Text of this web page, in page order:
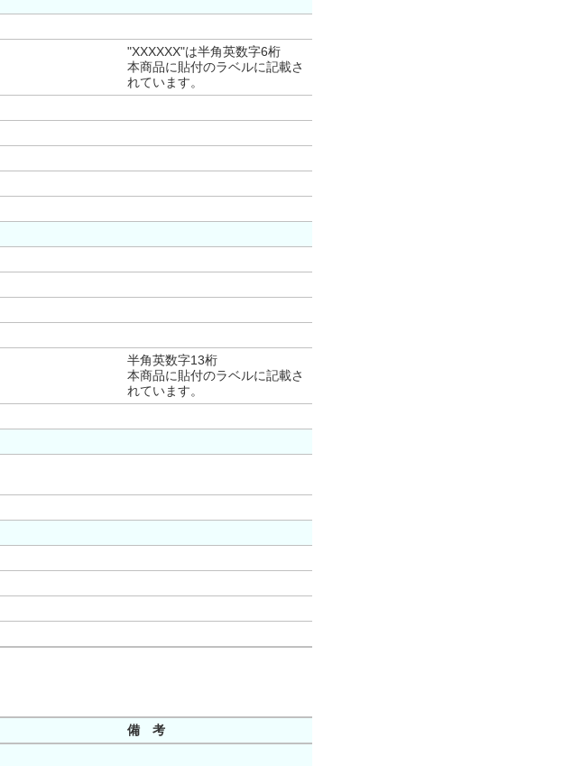
"XXXXXX"は半角英数字6桁
本商品に貼付のラベルに記載さ
れています。
半角英数字13桁
本商品に貼付のラベルに記載さ
れています。
備 考